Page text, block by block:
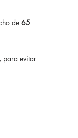
de 65
para evitar